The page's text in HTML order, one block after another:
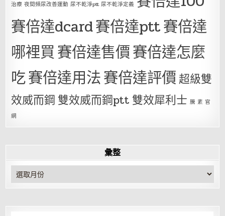
治療 夜間頻尿改善運動 尿不乾淨ptt 尿不乾淨定義
賽倍達dcard賽倍達ptt賽倍達
哪裡買賽倍達售價賽倍達怎麼
吃賽倍達用法賽倍達評價超級雙
效威而鋼 雙效威而鋼ptt 雙效犀利士 騰 素 官
網
彙整
彙
整